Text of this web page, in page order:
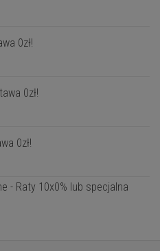
0zł!
0zł!
0zł!
- Raty 10x0% lub specjalna